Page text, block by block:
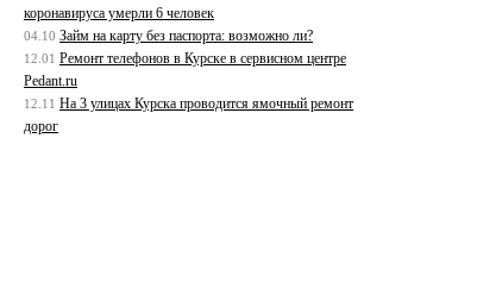
коронавируса умерли 6 человек
04.10 Займ на карту без паспорта: возможно ли?
12.01 Ремонт телефонов в Курске в сервисном центре
Pedant.ru
12.11 На 3 улицах Курска проводится ямочный ремонт
дорог